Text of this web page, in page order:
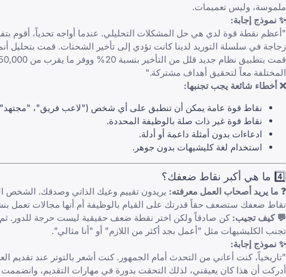
ملموسة، وليس تعميمات.
✨ نموذج إجابة:
"أعظم نقطة قوة لدي هي حل المشكلات التحليلي. عندما أواجه تحدياً، أقوم
زجاجة في سلسلة التوريد لدينا كانت تؤدي إلى تأخير الشحنات. قمت بتحليل
المختلفة معاً لتحقيق أهداف مشتركة."
❌ أخطاء شائعة يجب تجنبها:
نقاط قوة عامة يمكن أن تنطبق على أي شخص ("لاعب فريق"،
نقاط قوة غير ذات صلة بالوظيفة المحددة.
ادعاءات بدون أمثلة داعمة أو أدلة.
استخدام لغة كليشيهات بدون جوهر.
4️⃣ ما هي أكبر نقاط ضعفك؟
❓ ما يريد أصحاب العمل معرفته: يريدون تقييم وعيك الذاتي وصدقك.
نقاط ضعفك ستضعف حقاً قدرتك على القيام بالوظيفة أم أنها مجالات تعمل
💬 كيف تجيب: كن صادقاً ولكن اختر نقطة ضعف حقيقية ليست حرجة للدور. ثم
تجنب الكليشيهات مثل "أعمل بجد أكثر من اللازم" أو "أنا مثالي".
✨ نموذج إجابة:
"تاريخياً، كنت أعاني من التحدث أمام الجمهور. كنت أشعر بالتوتر عند